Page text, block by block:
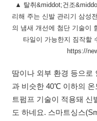
▲ 탈취&middot;건조
리해 주는 신발 관리기 삼성
의 냄새 개선에 첨단 기술이
타일이 가능한지 짐작할
https://
땀이나 외부 환경 등으로
과 비슷한 40℃ 이하의 온
트펌프 기술이 적용돼 신
도 하네요. 스마트싱스